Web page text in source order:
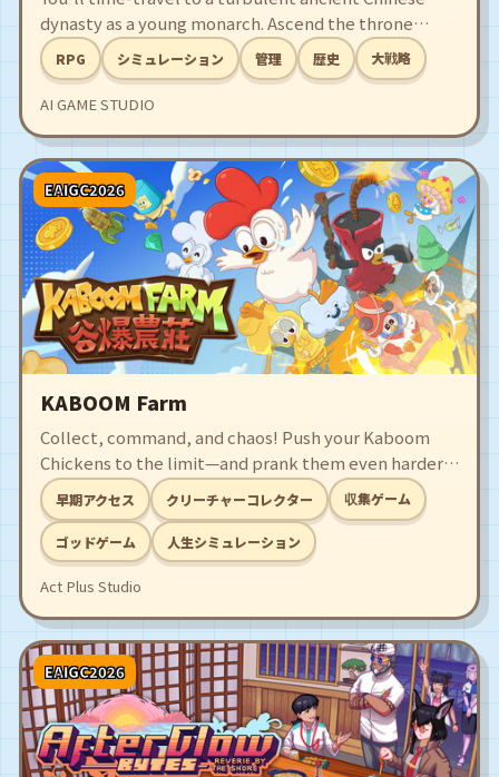
dynasty as a young monarch. Ascend the throne
amidst chaos and navigate among powerful officials,
noble clans, and common scholars. Each vermilion
note harbors danger. Your choice will shape history:
RPG シミュレーション 管理 歴史 大戦略
AI GAME STUDIO
EAIGC2026
KABOOM Farm
Collect, command, and chaos! Push your Kaboom
Chickens to the limit—and prank them even harder.
Rake in profits, evolve your team into crazed
legends and restore the legendary farm to its former
glory!
早期アクセス クリーチャーコレクター 収集ゲーム
ゴッドゲーム 人生シミュレーション
Act Plus Studio
EAIGC2026